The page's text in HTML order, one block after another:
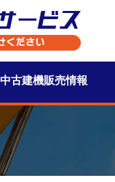
中古建機販売情報